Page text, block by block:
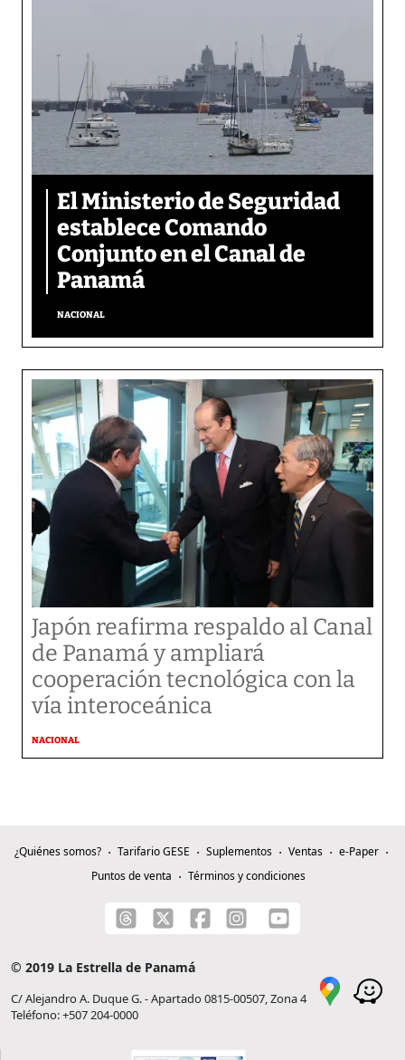
El Ministerio de Seguridad
establece Comando
Conjunto en el Canal de
Panamá
NACIONAL
Japón reafirma respaldo al Canal
de Panamá y ampliará
cooperación tecnológica con la
vía interoceánica
NACIONAL
¿Quiénes somos? Tarifario GESE Suplementos Ventas
e-Paper
Puntos de venta
Términos y condiciones
© 2019 La Estrella de Panamá
C/ Alejandro A. Duque G. - Apartado 0815-00507, Zona 4
Teléfono: +507 204-0000